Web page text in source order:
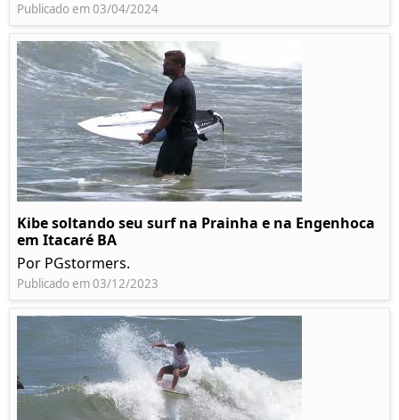
Publicado em 03/04/2024
Kibe soltando seu surf na Prainha e na Engenhoca
em Itacaré BA
Por PGstormers.
Publicado em 03/12/2023